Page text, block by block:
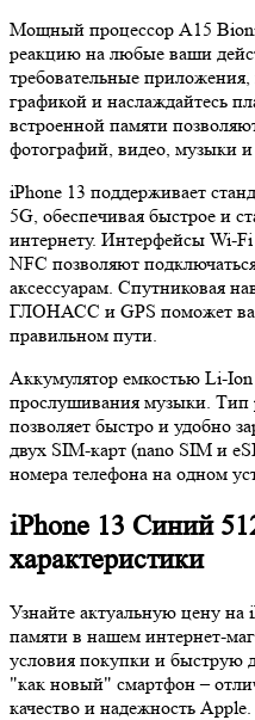
Мощный процессор A15
реакцию на любые ваши
требовательные
графикой и наслаждайтесь
встроенной памяти
фотографий, видео, музыки
iPhone 13 поддерживает
5G, обеспечивая быстрое и
интернету. Интерфейсы Wi-
NFC позволяют
аксессуарам. Спутниковая
ГЛОНАСС и GPS поможет вам
правильном пути.
Аккумулятор емкостью Li-Ion
прослушивания музыки. Тип
позволяет быстро и удобно
двух SIM-карт (nano SIM и
номера телефона на одном
iPhone 13 Синий
характеристики
Узнайте актуальную цену на
памяти в нашем интернет-
условия покупки и быструю
"как новый" смартфон –
качество и надежность Apple.